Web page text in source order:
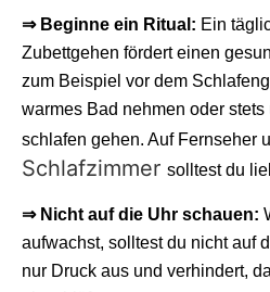
⇒ Beginne ein Ritual: Ein
Zubettgehen fördert einen
zum Beispiel vor dem
warmes Bad nehmen oder
schlafen gehen. Auf Fernseher
Schlafzimmer solltest du
⇒ Nicht auf die Uhr schauen:
aufwachst, solltest du nicht auf
nur Druck aus und verhindert,